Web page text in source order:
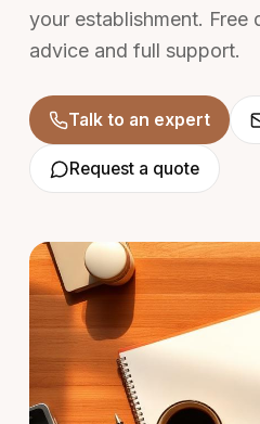
your establishment. Free
advice and full support.
Talk to an expert
Request a quote